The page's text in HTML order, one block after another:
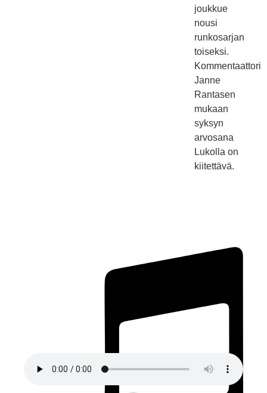
joukkue
nousi
runkosarjan
toiseksi.
Kommentaattori
Janne
Rantasen
mukaan
syksyn
arvosana
Lukolla on
kiitettävä.